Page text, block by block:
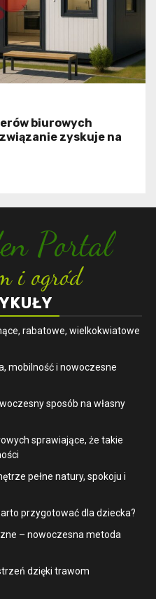
biurowych
zyskuje na
rabatowe, wielkokwiatowe
mobilność i nowoczesne
sposób na własny
sprawiające, że takie
pełne natury, spokoju i
przygotować dla dziecka?
– nowoczesna metoda
dzięki trawom